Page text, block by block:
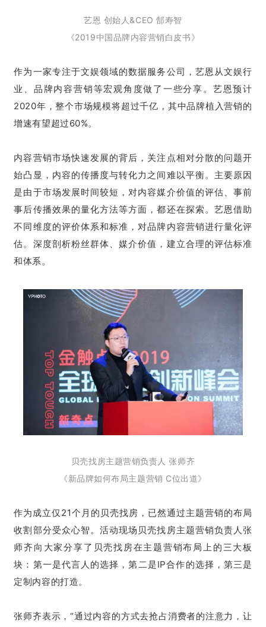
艺恩 创始人&CEO 郜寿智
《2019中国品牌内容营销白皮书》
作为一家专注于文娱领域的数据服务公司，艺恩从文娱行
业、品牌内容营销等宏观角度做了一些分享。艺恩预计
2020年，整个市场规模将超过千亿，其中品牌植入营销的
增速有望超过60%。
内容营销市场快速发展的背后，关注点相对分散的问题开
始凸显，内容的传播度与转化力之间难以平衡。主要原因
是由于市场发展时间较短，对内容媒介价值的评估、事前
事后传播效果的量化方法等方面，都还在探索。艺恩借助
不同维度的评价体系和标准，对品牌内容营销进行量化评
估。深度剖析粉丝群体、媒介价值，建立合理的评估标准
和体系。
贝壳找房主题营销负责人 张师齐
《新品牌如何布局主题营销 C位出道》
作为成立仅21个月的贝壳找房，已然通过主题营销的布局
收割部分受众心智。活动现场贝壳找房主题营销负责人张
师齐向大家分享了贝壳找房在主题营销布局上的三大板
块：第一是代言人的选择，第二是IP合作的选择，第三是
定制内容的打造。
张师齐表示，“通过内容的方式去抢占消费者的注意力，让